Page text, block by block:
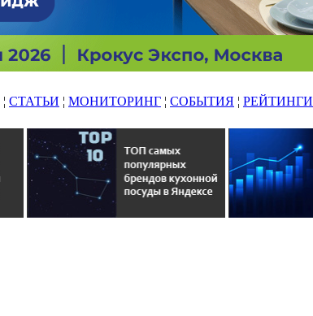
¦ СТАТЬИ ¦ МОНИТОРИНГ ¦ СОБЫТИЯ ¦ РЕЙТИНГИ